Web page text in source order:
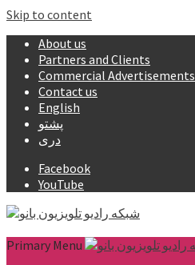
Skip to content
About us
Partners and Clients
Commercial Advertisements
Contact us
English
پشتو
دری
Facebook
YouTube
Primary Menu